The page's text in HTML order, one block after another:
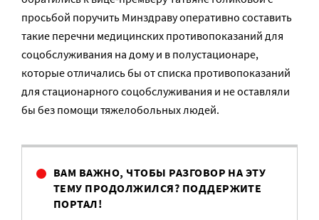
просьбой поручить Минздраву оперативно составить
такие перечни медицинских противопоказаний для
соцобслуживания на дому и в полустационаре,
которые отличались бы от списка противопоказаний
для стационарного соцобслуживания и не оставляли
бы без помощи тяжелобольных людей.
ВАМ ВАЖНО, ЧТОБЫ РАЗГОВОР НА ЭТУ
ТЕМУ ПРОДОЛЖИЛСЯ? ПОДДЕРЖИТЕ
ПОРТАЛ!